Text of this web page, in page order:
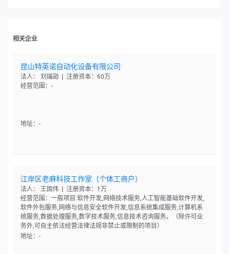
相关企业
昆山特英诺自动化设备有限公司
法人： 刘瑞勋 | 注册资本：60万
经营范围：-
地址：-
江岸区老麻科技工作室（个体工商户）
法人： 王国伟 | 注册资本：1万
经营范围：一般项目:软件开发,网络技术服务,人工智能基础软件开发,
软件外包服务,网络与信息安全软件开发,信息系统集成服务,计算机系
统服务,数据处理服务,数字技术服务,信息技术咨询服务。（除许可业
务外,可自主依法经营法律法规非禁止或限制的项目）
地址：-